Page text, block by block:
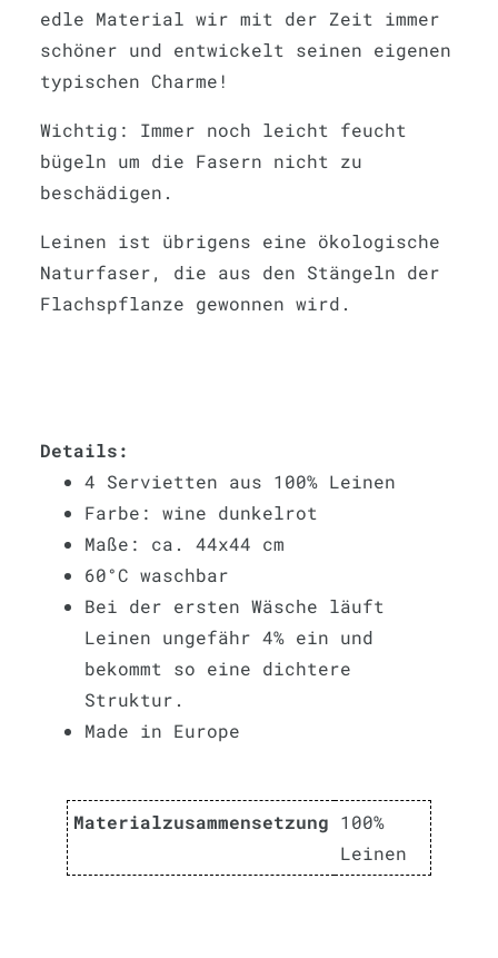
edle Material wir mit der Zeit immer
schöner und entwickelt seinen eigenen
typischen Charme!
Wichtig: Immer noch leicht feucht
bügeln um die Fasern nicht zu
beschädigen.
Leinen ist übrigens eine ökologische
Naturfaser, die aus den Stängeln der
Flachspflanze gewonnen wird.
Details:
4 Servietten aus 100% Leinen
Farbe: wine dunkelrot
Maße: ca. 44x44 cm
60°C waschbar
Bei der ersten Wäsche läuft
Leinen ungefähr 4% ein und
bekommt so eine dichtere
Struktur.
Made in Europe
Materialzusammensetzung 100%
Leinen